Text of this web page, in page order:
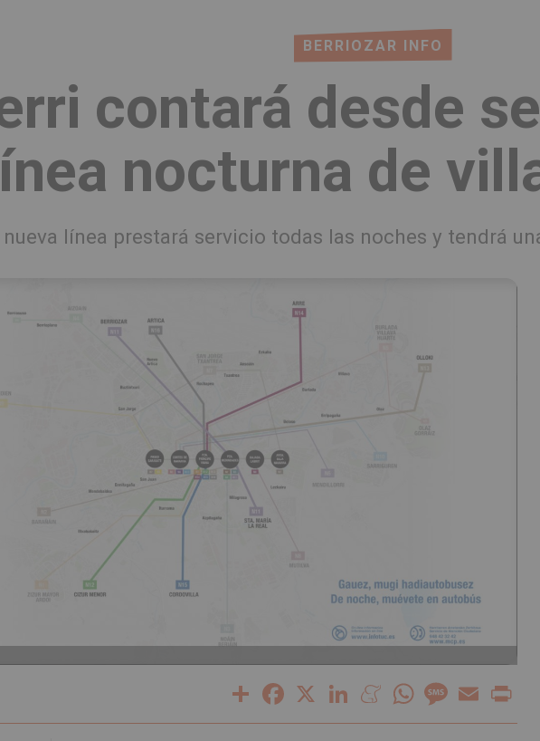
BERRIOZAR INFO
contará desde
nocturna de
nueva línea prestará servicio todas las noches y tendrá
Share Facebook LinkedInMeneameWhatsAppMessage
Email